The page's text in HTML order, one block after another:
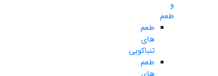
و
طعم
طعم
های
تنباکویی
طعم